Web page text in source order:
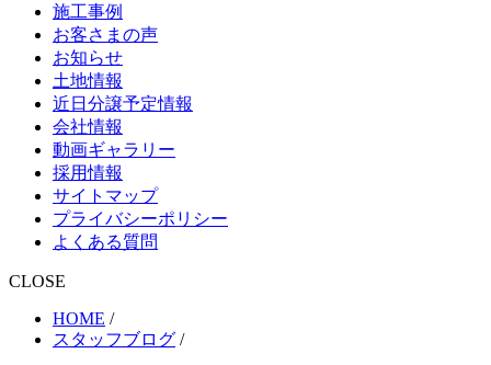
施工事例
お客さまの声
お知らせ
土地情報
近日分譲予定情報
会社情報
動画ギャラリー
採用情報
サイトマップ
プライバシーポリシー
よくある質問
CLOSE
HOME /
スタッフブログ /